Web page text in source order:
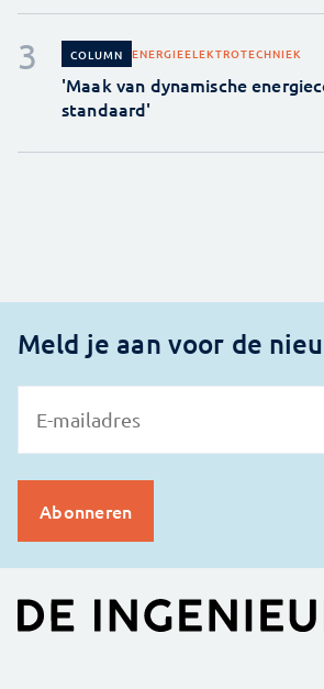
COLUMN ENERGIEELEKTROTECHNIEK
'Maak van dynamische
standaard'
Meld je aan voor de